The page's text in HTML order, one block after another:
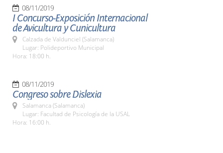
08/11/2019
I Concurso-Exposición Internacional
de Avicultura y Cunicultura
Calzada de Valdunciel (Salamanca)
Lugar: Polideportivo Municipal
Hora: 18:00 h.
08/11/2019
Congreso sobre Dislexia
Salamanca (Salamanca)
Lugar: Facultad de Psicología de la USAL
Hora: 16:00 h.